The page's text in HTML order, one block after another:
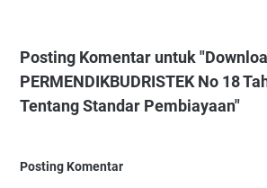
Posting Komentar untuk
PERMENDIKBUDRISTEK No 18
Tentang Standar Pembiayaan"
Posting Komentar